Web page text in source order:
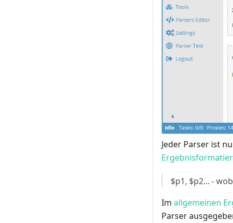
Jeder Parser ist
$p1, $p2... -
Im allgemeinen
Parser